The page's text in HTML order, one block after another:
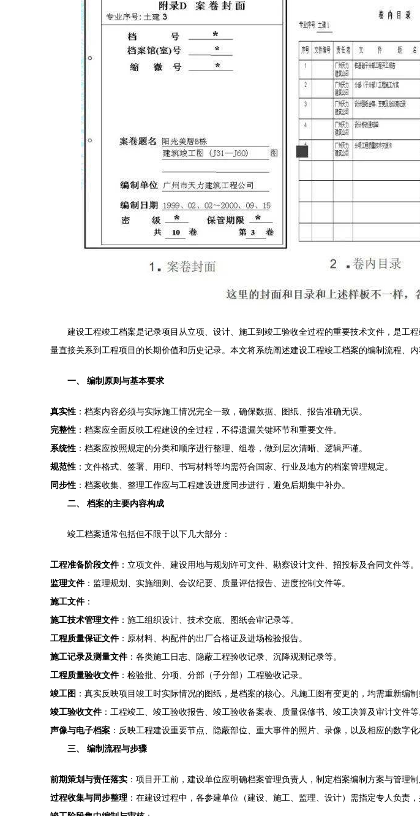
建设工程竣工档案是记录项目从立项、设计、施工到竣工验收全过程的重要技术文件，是
量直接关系到工程项目的长期价值和历史记录。本文将系统阐述建设工程竣工档案的编制流程、内
一、 编制原则与基本要求
真实性 ：档案内容必须与实际施工情况完全一致，确保数据、图纸、报告准确无误。
完整性 ：档案应全面反映工程建设的全过程，不得遗漏关键环节和重要文件。
系统性 ：档案应按照规定的分类和顺序进行整理、组卷，做到层次清晰、逻辑严谨。
规范性 ：文件格式、签署、用印、书写材料等均需符合国家、行业及地方的档案管理规定。
同步性 ：档案收集、整理工作应与工程建设进度同步进行，避免后期集中补办。
二、 档案的主要内容构成
竣工档案通常包括但不限于以下几大部分：
工程准备阶段文件：立项文件、建设用地与规划许可文件、勘察设计文件、招投标及合同文件等。
监理文件：监理规划、实施细则、会议纪要、质量评估报告、进度控制文件等。
施工文件：
施工技术管理文件：施工组织设计、技术交底、图纸会审记录等。
工程质量保证文件：原材料、构配件的出厂合格证及进场检验报告。
施工记录及测量文件：各类施工日志、隐蔽工程验收记录、沉降观测记录等。
工程质量验收文件：检验批、分项、分部（子分部）工程验收记录。
竣工图 ：真实反映项目竣工时实际情况的图纸，是档案的核心。凡施工图有变更的，均需重新编制
竣工验收文件：工程竣工、竣工验收报告、竣工验收备案表、质量保修书、竣工决算及审计文件等
声像与电子档案 ：反映工程建设重要节点、隐蔽部位、重大事件的照片、录像，以及相应的数字化
三、 编制流程与步骤
前期策划与责任落实 ：项目开工前，建设单位应明确档案管理负责人，制定档案编制方案与管理
过程收集与同步整理 ：在建设过程中，各参建单位（建设、施工、监理、设计）需指定专人负责